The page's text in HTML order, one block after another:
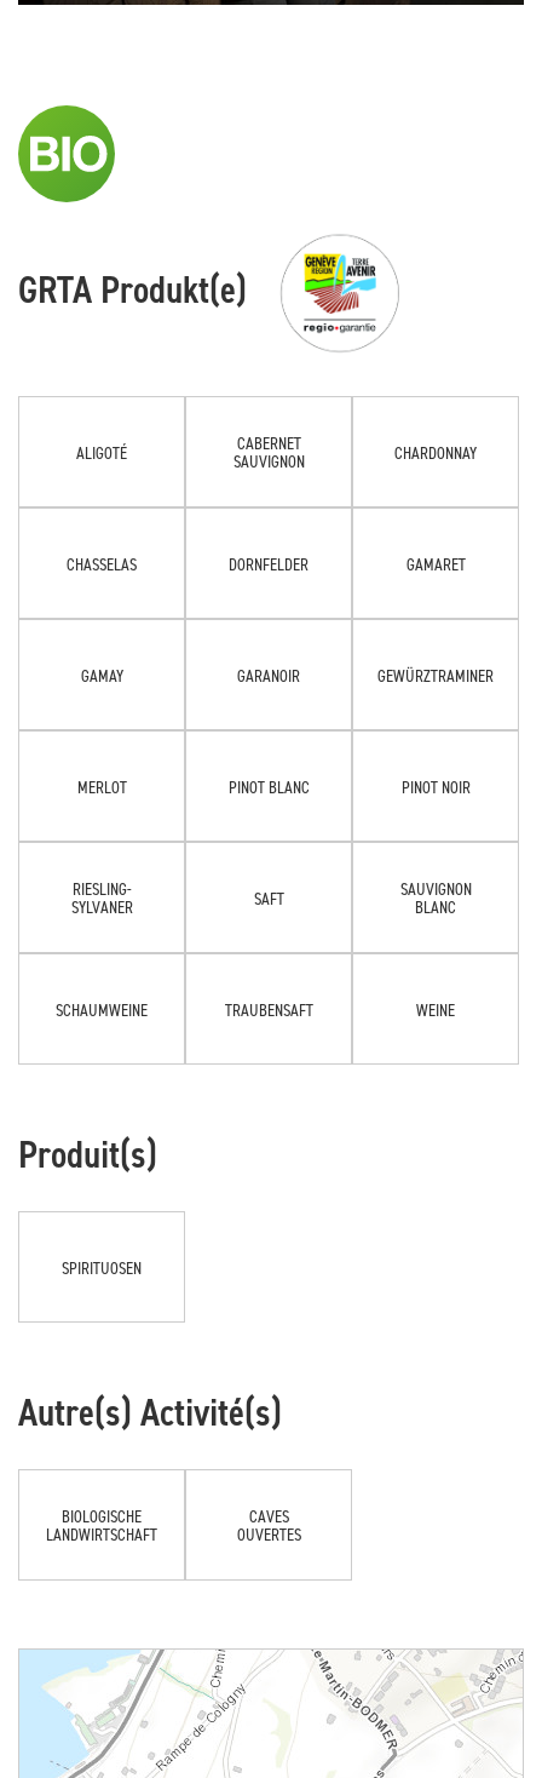
GRTA Produkt(e)
ALIGOTÉ
CABERNET
SAUVIGNON
CHARDONNAY
CHASSELAS DORNFELDER GAMARET
GAMAY GARANOIR GEWÜRZTRAMINER
MERLOT PINOT BLANC PINOT NOIR
RIESLING-
SYLVANER
SAFT
SAUVIGNON
BLANC
SCHAUMWEINE TRAUBENSAFT WEINE
Produit(s)
SPIRITUOSEN
Autre(s) Activité(s)
BIOLOGISCHE
LANDWIRTSCHAFT
CAVES
OUVERTES